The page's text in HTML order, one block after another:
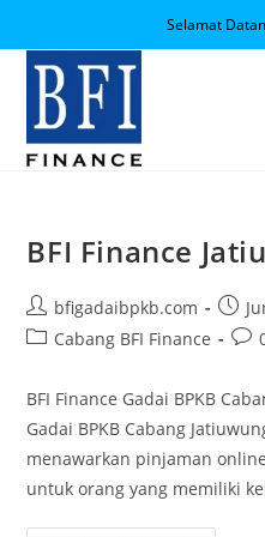
Selamat
BFI Finance
bfigadaibpkb.com
Cabang BFI Finance
BFI Finance Gadai BPKB
Gadai BPKB Cabang
menawarkan pinjaman
untuk orang yang memiliki